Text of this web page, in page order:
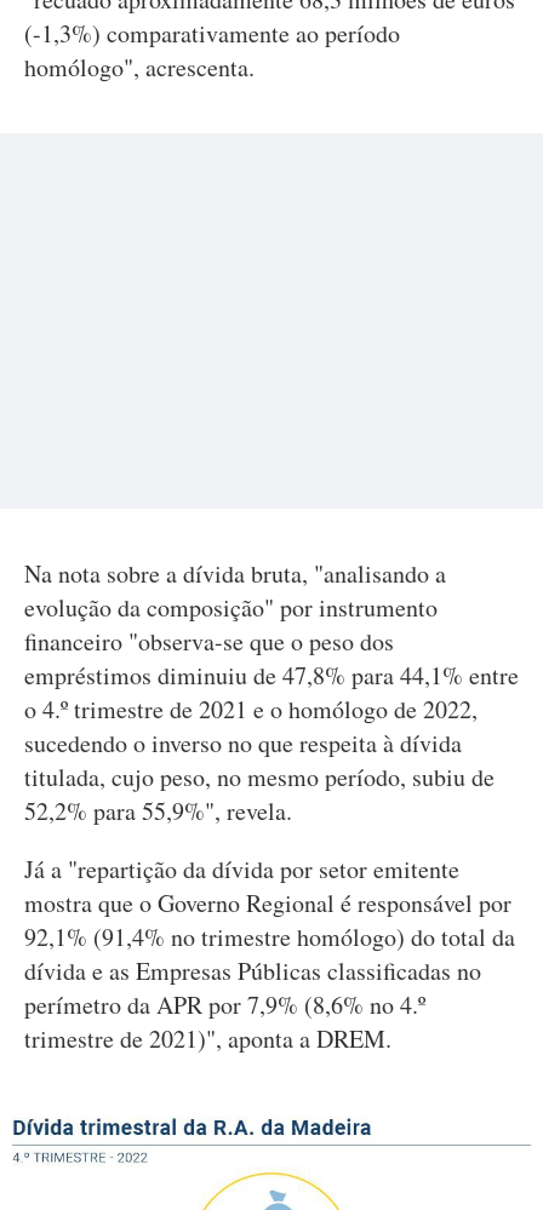
(-1,3%) comparativamente ao período
homólogo", acrescenta.
Na nota sobre a dívida bruta, "analisando a
evolução da composição" por instrumento
financeiro "observa-se que o peso dos
empréstimos diminuiu de 47,8% para 44,1% entre
o 4.º trimestre de 2021 e o homólogo de 2022,
sucedendo o inverso no que respeita à dívida
titulada, cujo peso, no mesmo período, subiu de
52,2% para 55,9%", revela.
Já a "repartição da dívida por setor emitente
mostra que o Governo Regional é responsável por
92,1% (91,4% no trimestre homólogo) do total da
dívida e as Empresas Públicas classificadas no
perímetro da APR por 7,9% (8,6% no 4.º
trimestre de 2021)", aponta a DREM.